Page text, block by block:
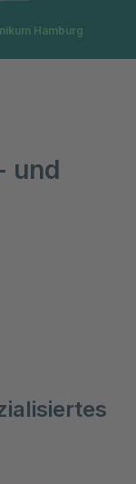
Hamburg
und